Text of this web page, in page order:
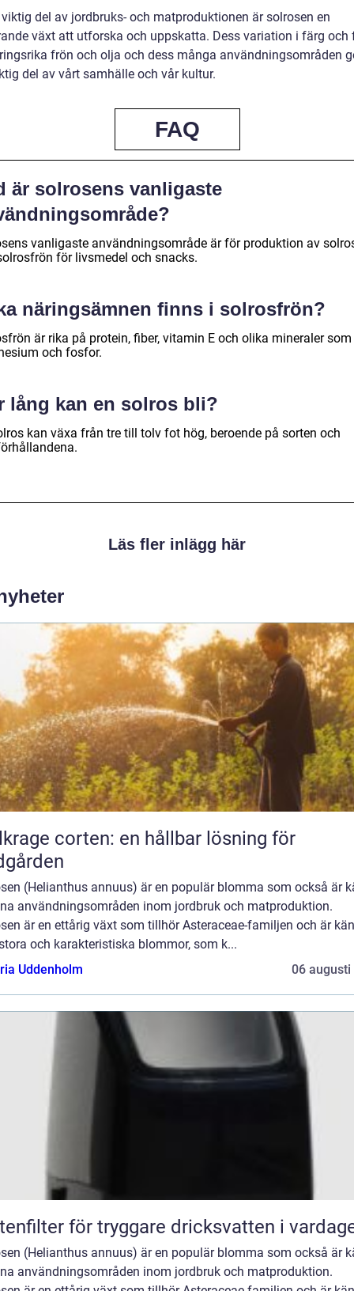
del av jordbruks- och matproduktionen är solrosen en
växt att utforska och uppskatta. Dess variation i färg och
frön och olja och dess många användningsområden
del av vårt samhälle och vår kultur.
FAQ
är solrosens vanligaste
vanligaste användningsområde är för produktion av
för livsmedel och snacks.
näringsämnen finns i solrosfrön?
är rika på protein, fiber, vitamin E och olika mineraler som
och fosfor.
lång kan en solros bli?
kan växa från tre till tolv fot hög, beroende på sorten och
Läs fler inlägg här
corten: en hållbar lösning för
(Helianthus annuus) är en populär blomma som också är
användningsområden inom jordbruk och matproduktion.
är en ettårig växt som tillhör Asteraceae-familjen och är
och karakteristiska blommor, som k...
Uddenholm
06 augusti
för tryggare dricksvatten i
(Helianthus annuus) är en populär blomma som också är
användningsområden inom jordbruk och matproduktion.